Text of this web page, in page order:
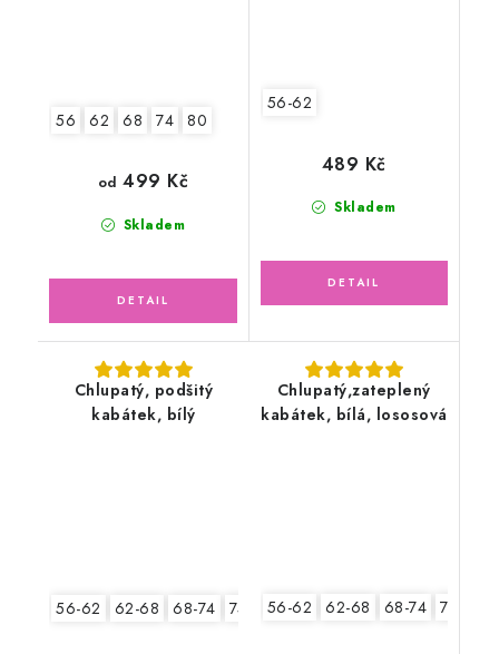
56 62 68 74 80
Skladem
od 499 Kč
56-62
Skladem
489 Kč
Chlupatý, podšitý
kabátek, bílý
56-62 62-68 68-74 74-80
Chlupatý,zateplený
kabátek, bílá, lososová
56-62 62-68 68-74 74-80